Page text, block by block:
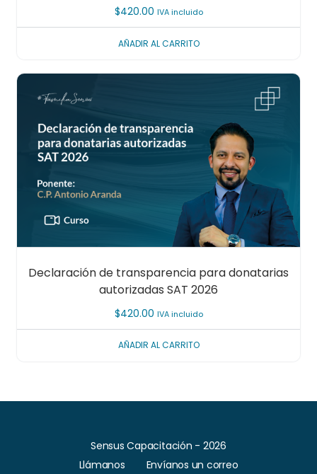
$420.00 IVA incluido
AÑADIR AL CARRITO
Declaración de transparencia para donatarias
autorizadas SAT 2026
$420.00 IVA incluido
AÑADIR AL CARRITO
Sensus Capacitación - 2026
Llámanos
Envíanos un correo